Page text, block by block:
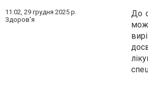
11:02, 29 грудня 2025 р.
Здоров'я
До